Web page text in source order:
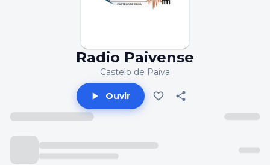
Radio Paivense
Castelo de Paiva
Ouvir